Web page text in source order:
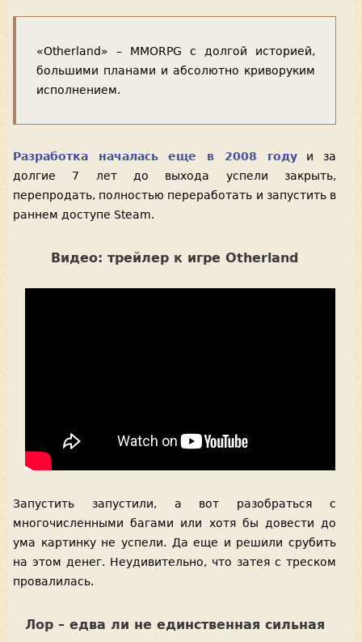
«Otherland» – MMORPG с долгой историей,
большими планами и абсолютно криворуким
исполнением.
Разработка началась еще в 2008 годуи за
долгие 7 лет до выхода успели закрыть,
перепродать, полностью переработать и запустить в
раннем доступе Steam.
Видео: трейлер к игре Otherland
Запустить запустили, а вот разобраться с
многочисленными багами или хотя бы довести до
ума картинку не успели. Да еще и решили срубить
на этом денег. Неудивительно, что затея с треском
провалилась.
Лор – едва ли не единственная сильная